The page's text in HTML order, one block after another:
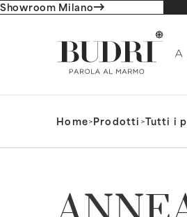
Showroom Milano
Home>Prodotti>Tutti i